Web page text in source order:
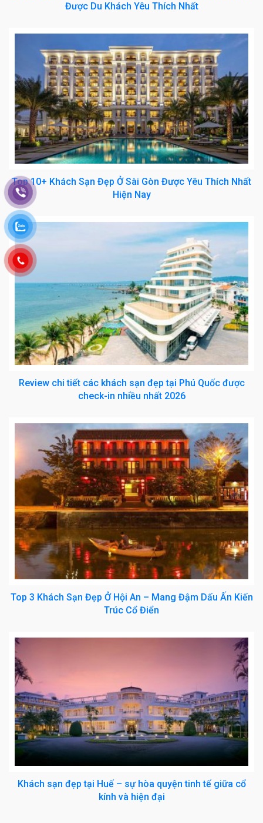
Được Du Khách Yêu Thích Nhất
Top 10+ Khách Sạn Đẹp Ở Sài Gòn Được Yêu Thích Nhất
Hiện Nay
Review chi tiết các khách sạn đẹp tại Phú Quốc được
check-in nhiều nhất 2026
Top 3 Khách Sạn Đẹp Ở Hội An – Mang Đậm Dấu Ấn Kiến
Trúc Cổ Điển
Khách sạn đẹp tại Huế – sự hòa quyện tinh tế giữa cổ
kính và hiện đại